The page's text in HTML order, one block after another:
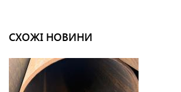
СХОЖІ НОВИНИ